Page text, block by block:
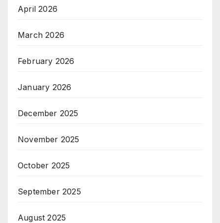
April 2026
March 2026
February 2026
January 2026
December 2025
November 2025
October 2025
September 2025
August 2025